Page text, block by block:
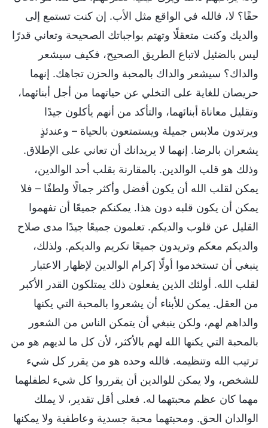
حقًا؟ لا، فالله في الواقع مثل الأب. إن كنت تستمع إلى
والديك وكنت متعقلًا وتهتم بواجباتك الصحيحة وتعاني قدرًا
ليس بالضئيل لاتباع الطريق الصحيح، فكيف سيشعر
والداك؟ سيشعر والداك بالمحبة والحزن تجاهك. إنهما
حريصان للغاية على التخلي عن حياتهما من أجل أبنائهما،
وتقليل معاناة أبنائهما، والتأكد من أنهم يأكلون جيدًا
ويرتدون ملابس جميلة ويستمتعون بالحياة – وعندئذٍ
يشعران بالرضا. إنهما لا يريدانك أن تعاني على الإطلاق.
وذلك هو قلب الوالدين. بالمقارنة بقلب أحد الوالدين،
يمكن لقلب الله أن يكون أفضل وأكثر جمالًا ولطفًا – فلا
يمكن أن يكون قلبه دون هذا. يمكنكم جميعًا أن تفهموا
القليل عن قلوب والديكم. تعلمون جميعًا جيدًا مدى صلاح
والديكم معكم وتريدون جميعًا تكريم والديكم. ولذلك،
ينبغي أن تستخدموا أولًا إكرام الوالدين لإظهار الاعتبار
لقلب الله. أولئك الذين يفعلون ذلك يمتلكون القدر الأكبر
من العقل. يمكن للأبناء أن يشعروا بالمحبة التي يكنها
والداهم لهم، ولكن ينبغي أن يتمكن الناس من الشعور
بالمحبة التي يكنها الله لهم بالأكثر، لأن كل ما لديهم هو من
ترتيب الله وتنظيمه. فالله وحده هو من يقرر كل شيء
للشخص، ولا يمكن للوالدين أن يقرروا كل شيء لطفلهما
مهما كان عظم محبتهما له. فعلى أقل تقدير، لا يملك
الوالدان الحق. ومحبتهما محبة جسدية وعاطفية ولا يمكنها